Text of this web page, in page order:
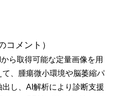
コメント）
ら取得可能な定量画像を用
、腫瘍微小環境や脳萎縮パ
し、AI解析により診断支援